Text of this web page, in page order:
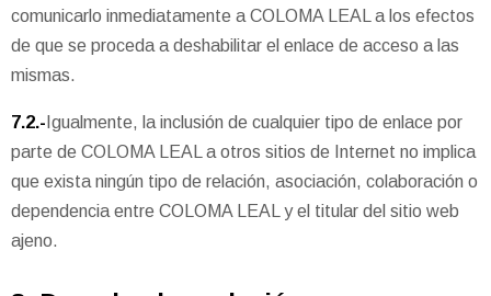
comunicarlo inmediatamente a COLOMA LEAL a los efectos
de que se proceda a deshabilitar el enlace de acceso a las
mismas.
7.2.- Igualmente, la inclusión de cualquier tipo de enlace por
parte de COLOMA LEAL a otros sitios de Internet no implica
que exista ningún tipo de relación, asociación, colaboración o
dependencia entre COLOMA LEAL y el titular del sitio web
ajeno.